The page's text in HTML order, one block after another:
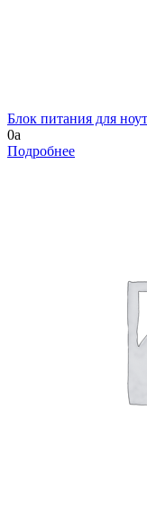
Блок питания для
0a
Подробнее